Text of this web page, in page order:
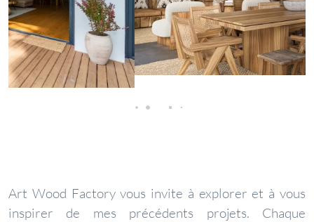
Art Wood Factory vous invite à explorer et à vous
inspirer de mes précédents projets. Chaque